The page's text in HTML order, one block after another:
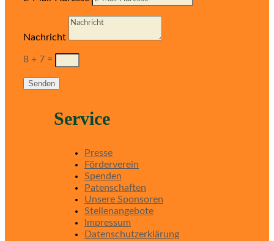
Nachricht
8 + 7 =
Senden
Service
Presse
Förderverein
Spenden
Patenschaften
Unsere Sponsoren
Stellenangebote
Impressum
Datenschutzerklärung